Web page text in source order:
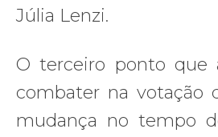
Júlia Lenzi.
O terceiro ponto que
combater na votação
mudança no tempo